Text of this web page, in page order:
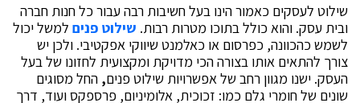
שילוט לעסקים כאמור הינו בעל חשיבות רבה עבור כל חנות חברה
ובית עסק. והוא כולל בתוכו מטרות רבות. שילוט פנים למשל יכול
לשמש כהכוונה, כפרסום או כאלמנט שיווקי אפקטיבי. ולכן יש
צורך להתאים אותו בצורה הכי מדויקת ומקצועית לחזונו של בעל
העסק. ישנו מגוון רחב של אפשרויות שילוט פנים, החל מסוגים
שונים של חומרי גלם כמו: זכוכית, אלומיניום, פרספקס ועוד, דרך